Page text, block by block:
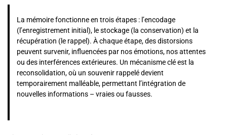
La mémoire fonctionne en trois étapes : l’encodage
(l’enregistrement initial), le stockage (la conservation) et la
récupération (le rappel). À chaque étape, des distorsions
peuvent survenir, influencées par nos émotions, nos attentes
ou des interférences extérieures. Un mécanisme clé est la
reconsolidation, où un souvenir rappelé devient
temporairement malléable, permettant l’intégration de
nouvelles informations – vraies ou fausses.